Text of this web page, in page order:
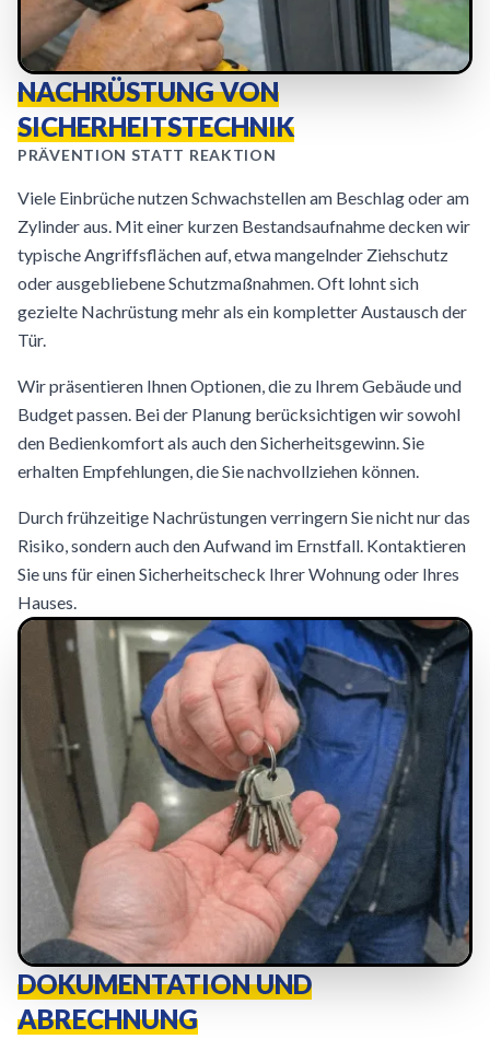
NACHRÜSTUNG VON
SICHERHEITSTECHNIK
PRÄVENTION STATT REAKTION
Viele Einbrüche nutzen Schwachstellen am Beschlag oder am
Zylinder aus. Mit einer kurzen Bestandsaufnahme decken wir
typische Angriffsflächen auf, etwa mangelnder Ziehschutz
oder ausgebliebene Schutzmaßnahmen. Oft lohnt sich
gezielte Nachrüstung mehr als ein kompletter Austausch der
Tür.
Wir präsentieren Ihnen Optionen, die zu Ihrem Gebäude und
Budget passen. Bei der Planung berücksichtigen wir sowohl
den Bedienkomfort als auch den Sicherheitsgewinn. Sie
erhalten Empfehlungen, die Sie nachvollziehen können.
Durch frühzeitige Nachrüstungen verringern Sie nicht nur das
Risiko, sondern auch den Aufwand im Ernstfall. Kontaktieren
Sie uns für einen Sicherheitscheck Ihrer Wohnung oder Ihres
Hauses.
DOKUMENTATION UND
ABRECHNUNG